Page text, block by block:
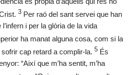
3 Per raó del sant servei que han
i per la glòria de la vida
ha manat alguna cosa, com si la
cap retard a complir-la. 5 És
“Així que m’ha sentit, m’ha